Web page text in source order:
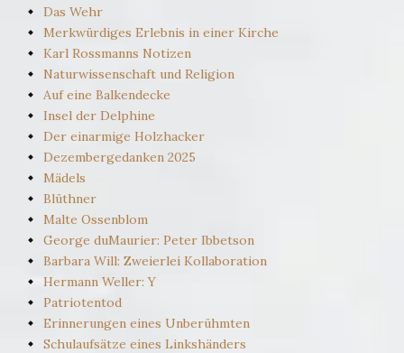
Das Wehr
Merkwürdiges Erlebnis in einer Kirche
Karl Rossmanns Notizen
Naturwissenschaft und Religion
Auf eine Balkendecke
Insel der Delphine
Der einarmige Holzhacker
Dezembergedanken 2025
Mädels
Blüthner
Malte Ossenblom
George duMaurier: Peter Ibbetson
Barbara Will: Zweierlei Kollaboration
Hermann Weller: Y
Patriotentod
Erinnerungen eines Unberühmten
Schulaufsätze eines Linkshänders